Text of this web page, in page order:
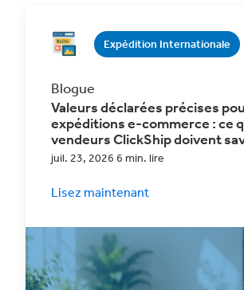
Expédition Internationale
Blogue
Valeurs déclarées précises
expéditions e-commerce : ce
vendeurs ClickShip doivent
juil. 23, 2026 6 min. lire
Lisez maintenant